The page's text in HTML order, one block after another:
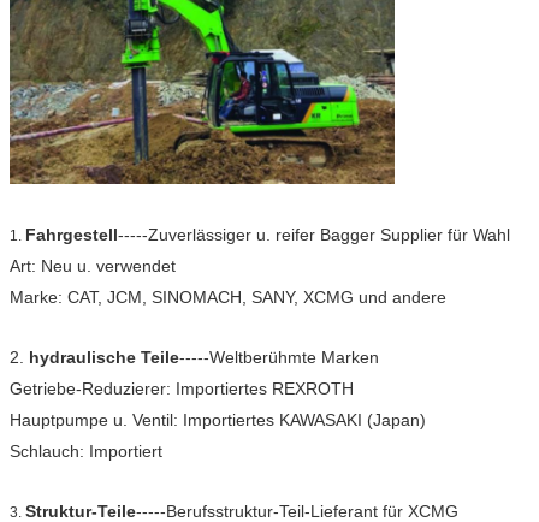
1. Fahrgestell-----Zuverlässiger u. reifer Bagger Supplier für Wahl
Art: Neu u. verwendet
Marke: CAT, JCM, SINOMACH, SANY, XCMG und andere
2. hydraulische Teile-----Weltberühmte Marken
Getriebe-Reduzierer: Importiertes REXROTH
Hauptpumpe u. Ventil: Importiertes KAWASAKI (Japan)
Schlauch: Importiert
3. Struktur-Teile-----Berufsstruktur-Teil-Lieferant für XCMG